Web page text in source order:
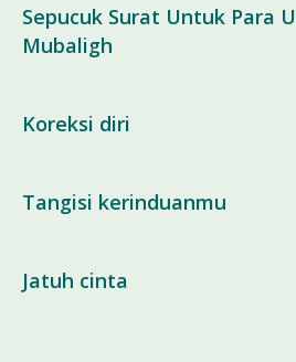
Sepucuk Surat Untuk Para
Mubaligh
Koreksi diri
Tangisi kerinduanmu
Jatuh cinta